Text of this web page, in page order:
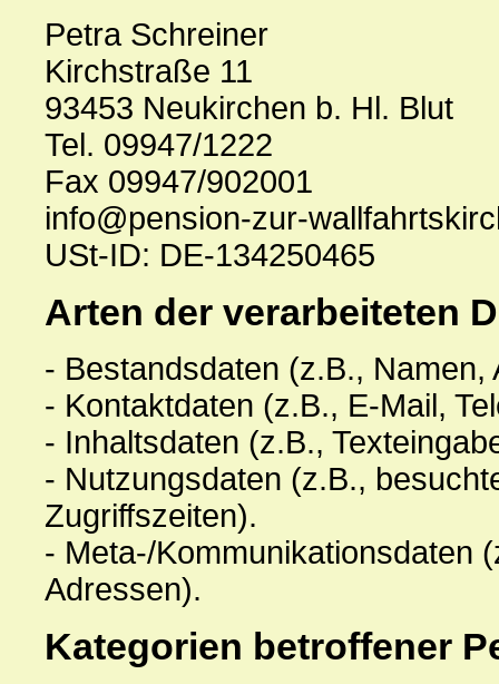
Petra Schreiner
Kirchstraße 11
93453 Neukirchen b. Hl. Blut
Tel. 09947/1222
Fax 09947/902001
info@pension-zur-
USt-ID: DE-134250465
Arten der verarbeiteten
- Bestandsdaten (z.B., Namen,
- Kontaktdaten (z.B., E-Mail,
- Inhaltsdaten (z.B.,
- Nutzungsdaten (z.B.,
Zugriffszeiten).
- Meta-/Kommunikationsdaten
Adressen).
Kategorien betroffener